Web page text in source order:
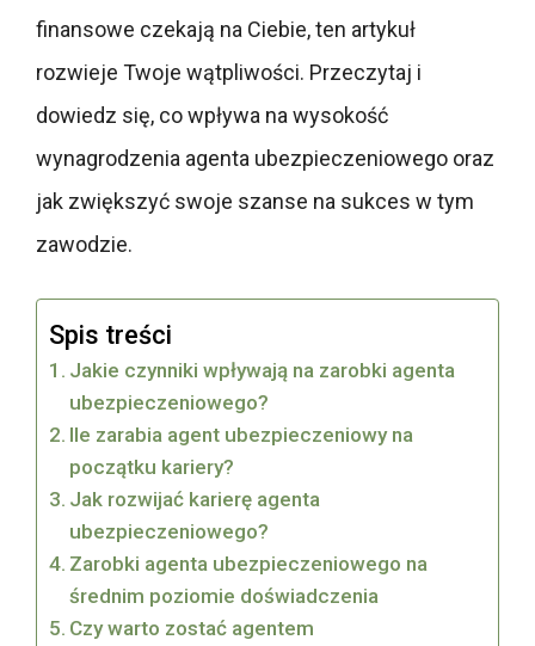
finansowe czekają na Ciebie, ten artykuł
rozwieje Twoje wątpliwości. Przeczytaj i
dowiedz się, co wpływa na wysokość
wynagrodzenia agenta ubezpieczeniowego oraz
jak zwiększyć swoje szanse na sukces w tym
zawodzie.
Spis treści
Jakie czynniki wpływają na zarobki agenta
ubezpieczeniowego?
Ile zarabia agent ubezpieczeniowy na
początku kariery?
Jak rozwijać karierę agenta
ubezpieczeniowego?
Zarobki agenta ubezpieczeniowego na
średnim poziomie doświadczenia
Czy warto zostać agentem